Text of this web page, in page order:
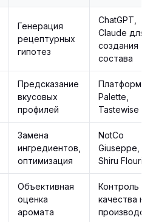
Генерация
рецептурных
гипотез
ChatGPT,
Claude для
создания
состава
Предсказание
вкусовых
профилей
Платформы
Palette,
Tastewise
Замена
ингредиентов,
оптимизация
NotCo
Giuseppe,
Shiru Flourish
Объективная
оценка
аромата
Контроль
качества на